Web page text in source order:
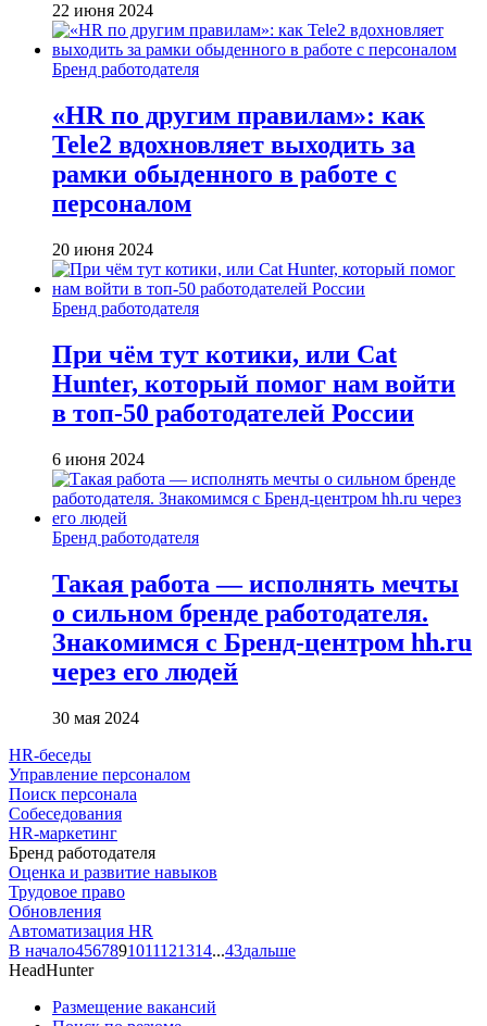
22 июня 2024
Бренд работодателя
«HR по другим правилам»: как
Tele2 вдохновляет выходить за
рамки обыденного в работе с
персоналом
20 июня 2024
Бренд работодателя
При чём тут котики, или Cat
Hunter, который помог нам войти
в топ-50 работодателей России
6 июня 2024
Бренд работодателя
Такая работа — исполнять мечты
о сильном бренде работодателя.
Знакомимся с Бренд-центром hh.ru
через его людей
30 мая 2024
HR-беседы
Управление персоналом
Поиск персонала
Собеседования
HR-маркетинг
Бренд работодателя
Оценка и развитие навыков
Трудовое право
Обновления
Автоматизация HR
В начало4567891011121314...43дальше
HeadHunter
Размещение вакансий